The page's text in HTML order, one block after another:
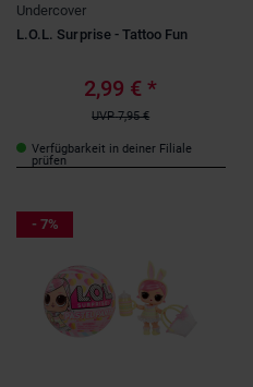
Undercover
L.O.L. Surprise - Tattoo Fun
2,99 € *
UVP 7,95 €
Verfügbarkeit in deiner Filiale
prüfen
- 7%